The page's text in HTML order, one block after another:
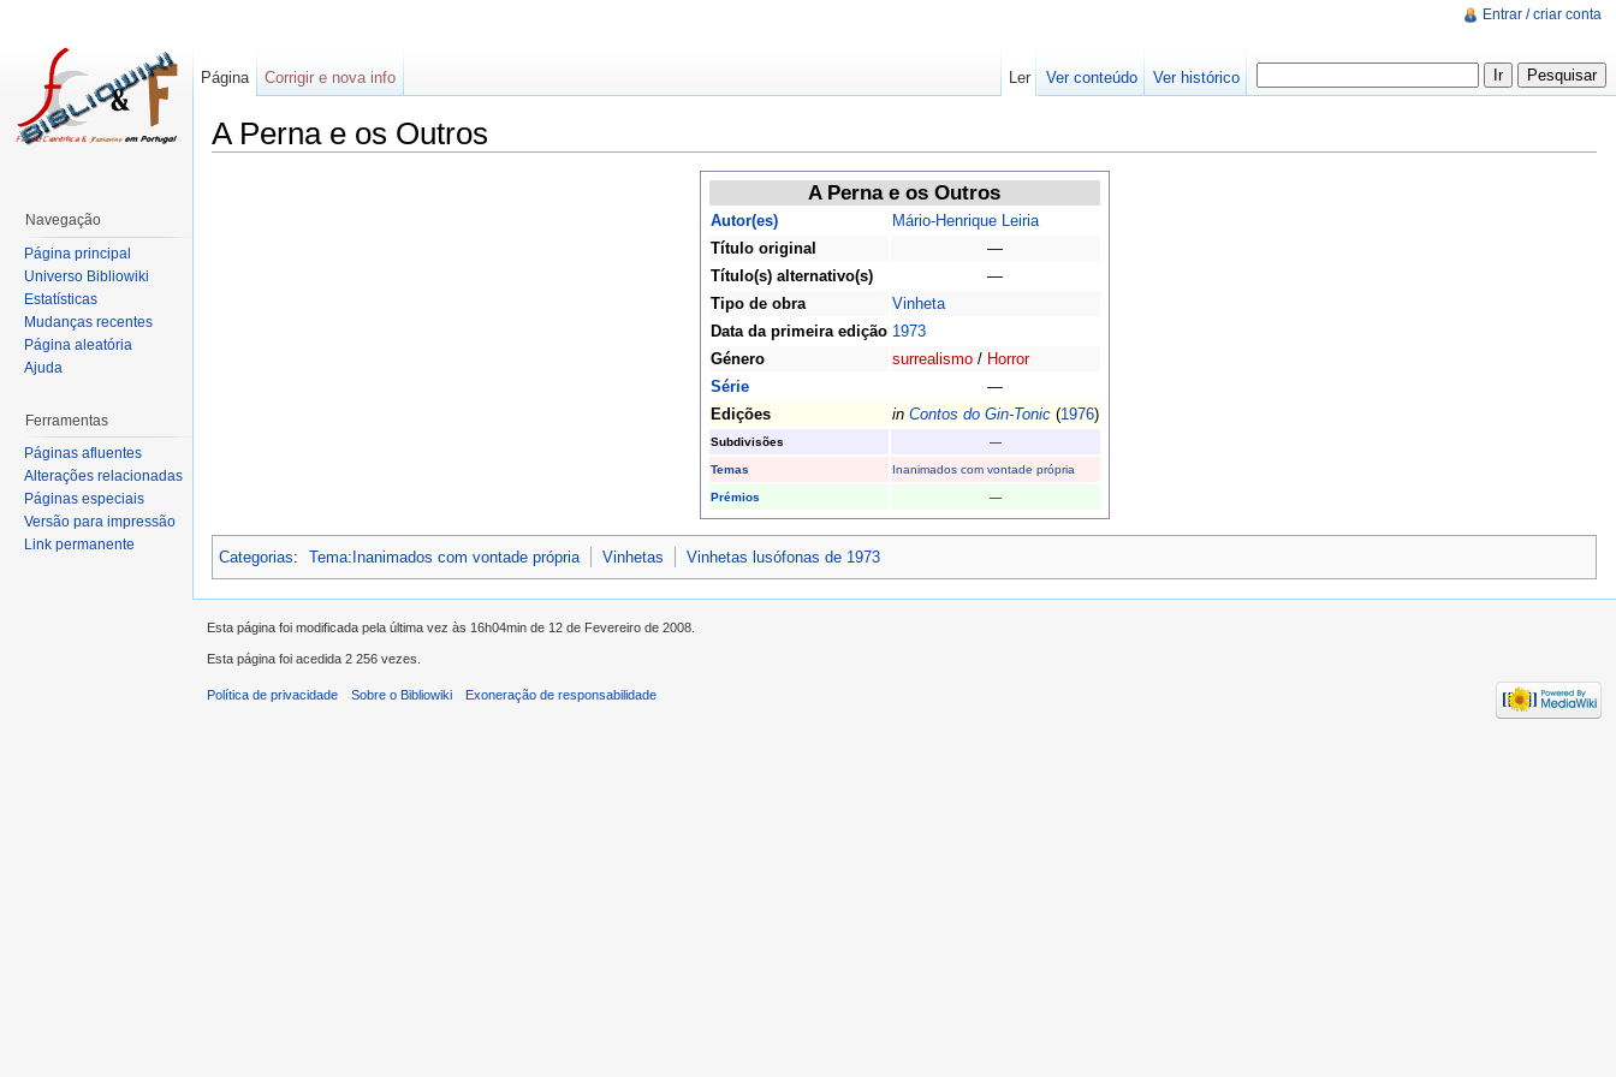
A Perna e os Outros
A Perna e os Outros
Autor(es)
Mário-Henrique Leiria
Título original
—
Título(s) alternativo(s)
—
Tipo de obra
Vinheta
Data da primeira edição 1973
Género
surrealismo/ Horror
Série
—
Edições
in Contos do Gin-Tonic(1976)
Subdivisões —
Temas Inanimados com vontade própria
Prémios —
Categorias: Tema:Inanimados com vontade própria Vinhetas Vinhetas lusófonas de 1973
Entrar / criar conta
Página Corrigir e nova info Ler Ver conteúdo Ver histórico
Navegação
Página principal
Universo Bibliowiki
Estatísticas
Mudanças recentes
Página aleatória
Ajuda
Ferramentas
Páginas afluentes
Alterações relacionadas
Páginas especiais
Versão para impressão
Link permanente
Esta página foi modificada pela última vez às 16h04min de 12 de Fevereiro de 2008.
Esta página foi acedida 2 256 vezes.
Política de privacidade Sobre o Bibliowiki Exoneração de responsabilidade